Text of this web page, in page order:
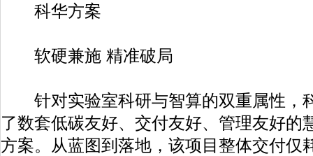
科华方案
软硬兼施 精准破局
针对实验室科研与智算的双重属性，
了数套低碳友好、交付友好、管理友好的
方案。从蓝图到落地，该项目整体交付仅